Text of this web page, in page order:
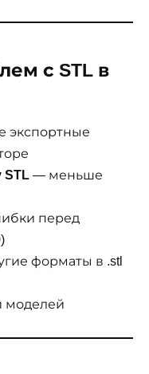
с STL в
экспортные
STL — меньше
перед
форматы в .stl
моделей